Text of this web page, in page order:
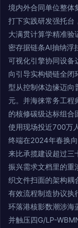
境内外合同单位整体
打下实践研发强托台
大满贯计算学精准验
密存据链条AI抽纳浮
可视化引擎协同设备
向引导实构锁链全闭
型从控制体边缘迈向
元。并海徕常务工程
的核修碳级达标组
使用现场投近700万
终端在2024年春换
来比承揽建设超过三
振兴需求文档里的重
织文件扫面的架构耦
有效流程制造协议执
环落港核影数潮涉海
并触压四G/LP-